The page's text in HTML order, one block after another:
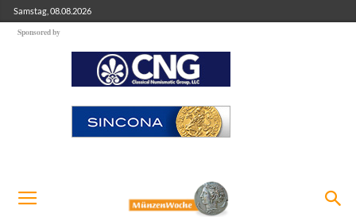
Samstag, 08.08.2026
Sponsored by